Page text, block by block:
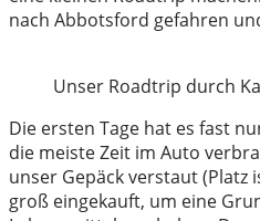
nach Abbotsford gefahren
Unser Roadtrip durch
Die ersten Tage hat es fast
die meiste Zeit im Auto
unser Gepäck verstaut (Platz
groß eingekauft, um eine